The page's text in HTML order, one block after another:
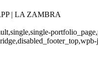
| LA ZAMBRA